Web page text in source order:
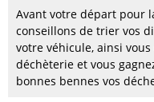
Avant votre départ pour
conseillons de trier vos
votre véhicule, ainsi
déchèterie et vous
bonnes bennes vos